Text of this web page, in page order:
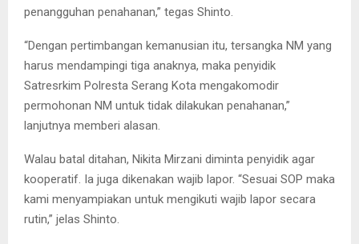
penangguhan penahanan,” tegas Shinto.
“Dengan pertimbangan kemanusian itu, tersangka NM yang
harus mendampingi tiga anaknya, maka penyidik
Satresrkim Polresta Serang Kota mengakomodir
permohonan NM untuk tidak dilakukan penahanan,”
lanjutnya memberi alasan.
Walau batal ditahan, Nikita Mirzani diminta penyidik agar
kooperatif. Ia juga dikenakan wajib lapor. “Sesuai SOP maka
kami menyampiakan untuk mengikuti wajib lapor secara
rutin,” jelas Shinto.